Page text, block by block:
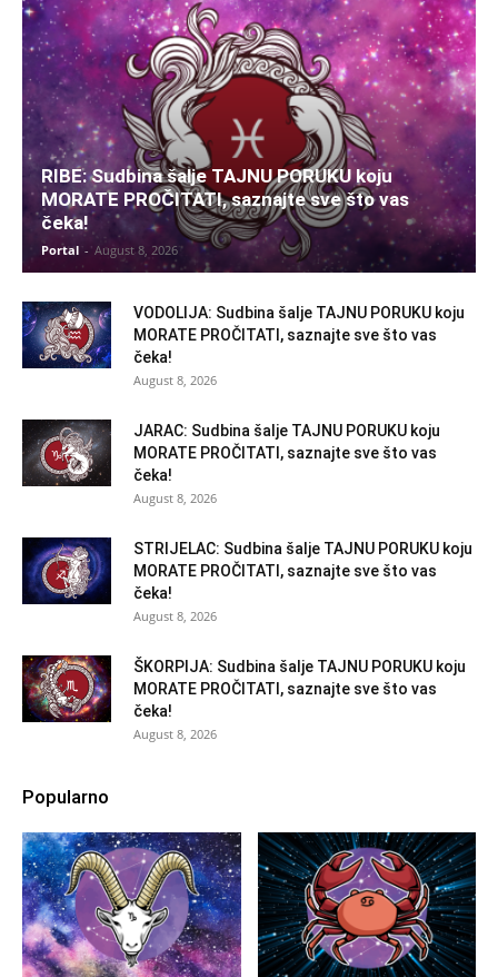
RIBE: Sudbina šalje TAJNU PORUKU koju
MORATE PROČITATI, saznajte sve što vas
čeka!
Portal - August 8, 2026
VODOLIJA: Sudbina šalje TAJNU PORUKU koju
MORATE PROČITATI, saznajte sve što vas
čeka!
August 8, 2026
JARAC: Sudbina šalje TAJNU PORUKU koju
MORATE PROČITATI, saznajte sve što vas
čeka!
August 8, 2026
STRIJELAC: Sudbina šalje TAJNU PORUKU koju
MORATE PROČITATI, saznajte sve što vas
čeka!
August 8, 2026
ŠKORPIJA: Sudbina šalje TAJNU PORUKU koju
MORATE PROČITATI, saznajte sve što vas
čeka!
August 8, 2026
Popularno